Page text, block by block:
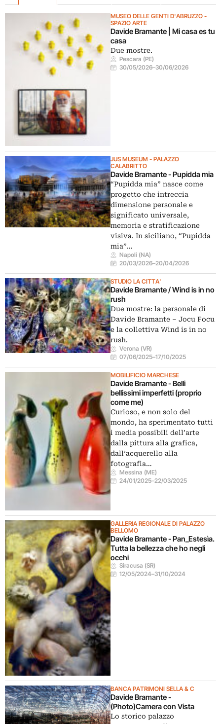
MUSEO DELLE GENTI D'ABRUZZO -
SPAZIO ARTE
Davide Bramante | Mi casa es tu
casa
Due mostre.
Pescara (PE)
30/05/2026–30/06/2026
JUS MUSEUM - PALAZZO
CALABRITTO
Davide Bramante - Pupidda mia
“Pupidda mia” nasce come
progetto che intreccia
dimensione personale e
significato universale,
memoria e stratificazione
visiva. In siciliano, “Pupidda
mia”…
Napoli (NA)
20/03/2026–20/04/2026
STUDIO LA CITTA'
Davide Bramante / Wind is in no
rush
Due mostre: la personale di
Davide Bramante – Jocu Focu
e la collettiva Wind is in no
rush.
Verona (VR)
07/06/2025–17/10/2025
MOBILIFICIO MARCHESE
Davide Bramante - Belli
bellissimi imperfetti (proprio
come me)
Curioso, e non solo del
mondo, ha sperimentato tutti
i media possibili dell’arte
dalla pittura alla grafica,
dall’acquerello alla
fotografia…
Messina (ME)
24/01/2025–22/03/2025
GALLERIA REGIONALE DI PALAZZO
BELLOMO
Davide Bramante - Pan_Estesìa.
Tutta la bellezza che ho negli
occhi
Siracusa (SR)
12/05/2024–31/10/2024
BANCA PATRIMONI SELLA & C
Davide Bramante -
(Photo)Camera con Vista
Lo storico palazzo